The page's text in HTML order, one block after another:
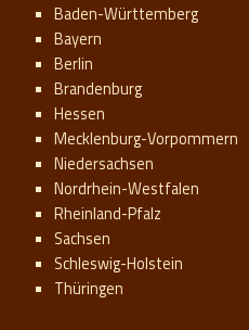
Baden-Württemberg
Bayern
Berlin
Brandenburg
Hessen
Mecklenburg-Vorpommern
Niedersachsen
Nordrhein-Westfalen
Rheinland-Pfalz
Sachsen
Schleswig-Holstein
Thüringen